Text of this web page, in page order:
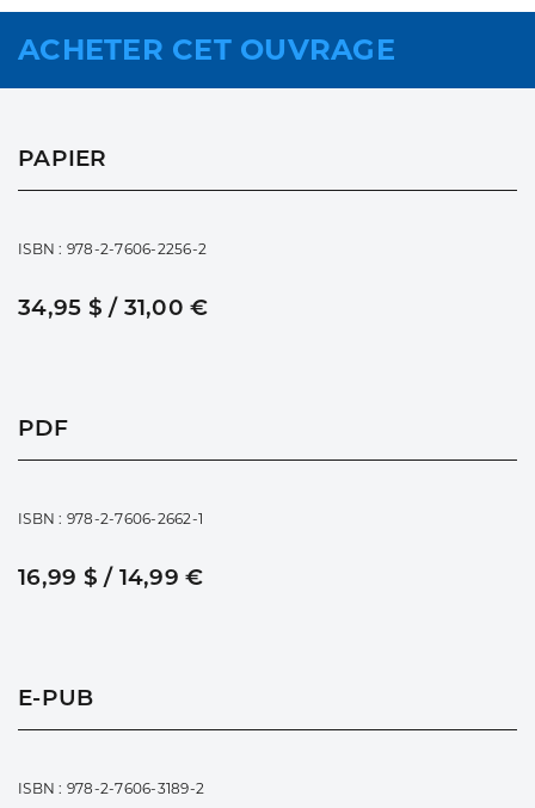
ACHETER CET OUVRAGE
PAPIER
ISBN : 978-2-7606-2256-2
34,95 $ / 31,00 €
PDF
ISBN : 978-2-7606-2662-1
16,99 $ / 14,99 €
E-PUB
ISBN : 978-2-7606-3189-2